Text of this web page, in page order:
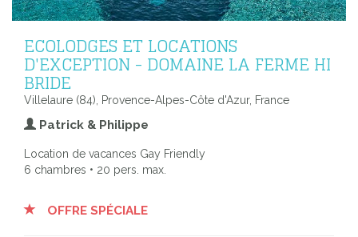
ECOLODGES ET LOCATIONS
D'EXCEPTION - DOMAINE LA FERME HI
BRIDE
Villelaure (84), Provence-Alpes-Côte d'Azur, France
Patrick & Philippe
Location de vacances Gay Friendly
6 chambres • 20 pers. max.
OFFRE SPÉCIALE